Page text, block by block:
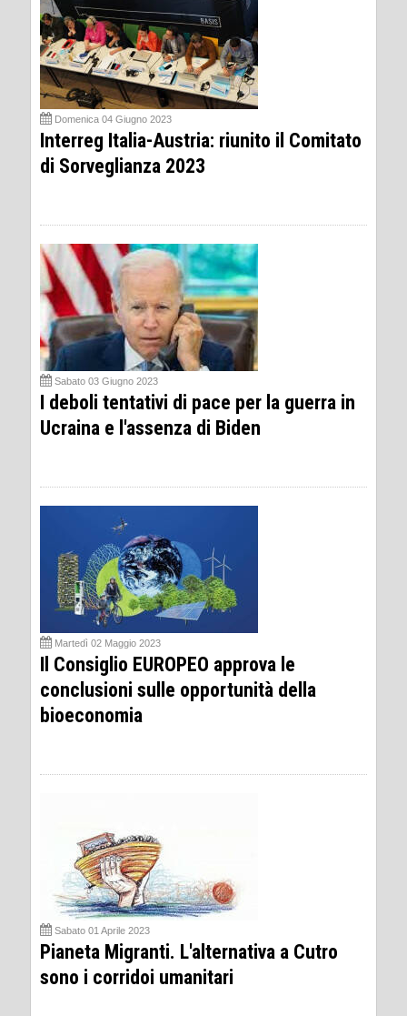
Domenica 04 Giugno 2023
Interreg Italia-Austria: riunito il Comitato
di Sorveglianza 2023
Sabato 03 Giugno 2023
I deboli tentativi di pace per la guerra in
Ucraina e l'assenza di Biden
Martedì 02 Maggio 2023
Il Consiglio EUROPEO approva le
conclusioni sulle opportunità della
bioeconomia
Sabato 01 Aprile 2023
Pianeta Migranti. L'alternativa a Cutro
sono i corridoi umanitari